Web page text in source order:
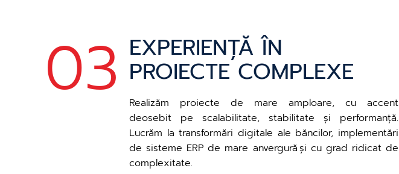
03 EXPERIENȚĂ ÎN
PROIECTE COMPLEXE
Realizăm proiecte de mare amploare, cu accent
deosebit pe scalabilitate, stabilitate și performanță.
Lucrăm la transformări digitale ale băncilor, implementări
de sisteme ERP de mare anvergură și cu grad ridicat de
complexitate.